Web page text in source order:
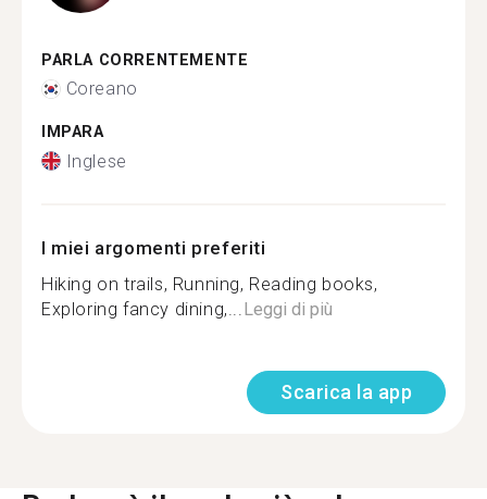
PARLA CORRENTEMENTE
Coreano
IMPARA
Inglese
I miei argomenti preferiti
Hiking on trails, Running, Reading books,
Exploring fancy dining,... Leggi di più
Scarica la app